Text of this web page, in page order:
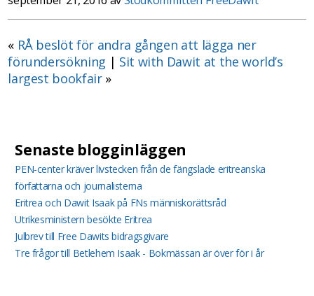
« RÅ beslöt för andra gången att lägga ner
förundersökning | Sit with Dawit at the world’s
largest bookfair»
Senaste blogginläggen
PEN-center kräver livstecken från de fängslade eritreanska
författarna och journalisterna
Eritrea och Dawit Isaak på FNs människorättsråd
Utrikesministern besökte Eritrea
Julbrev till Free Dawits bidragsgivare
Tre frågor till Betlehem Isaak - Bokmässan är över för i år